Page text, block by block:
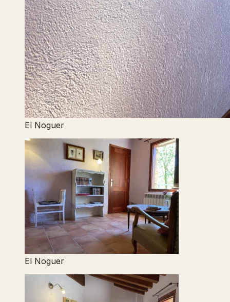
El Noguer
El Noguer